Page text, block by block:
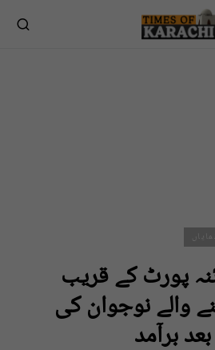
نمایاں
پورٹ کے قریب
والے نوجوان کی